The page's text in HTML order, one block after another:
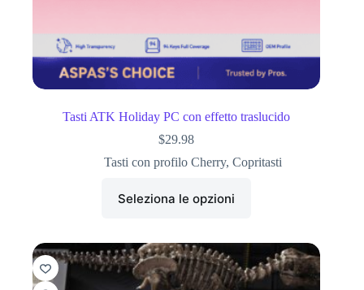
Tasti ATK Holiday PC con effetto traslucido
$29.98
Tasti con profilo Cherry, Copritasti
Seleziona le opzioni